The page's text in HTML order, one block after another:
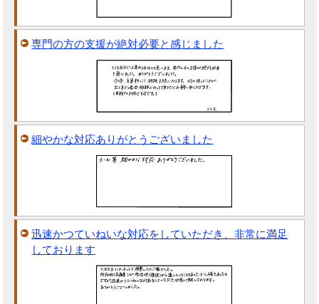
専門の方の支援が絶対必要と感じました
細やかな対応ありがとうございました
迅速かつていねいな対応をしていただき、非常に満足
しております